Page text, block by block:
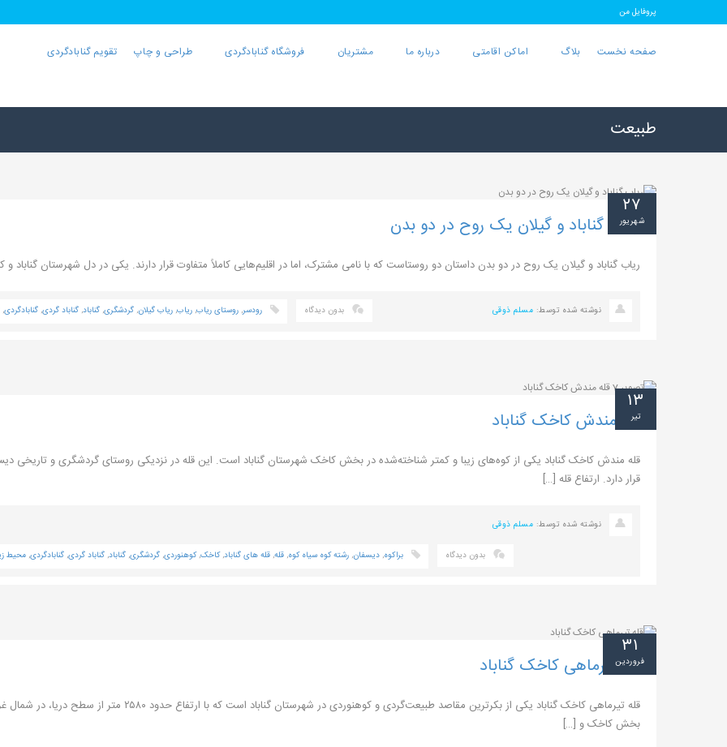
پروفایل من
صفحه نخست بلاگ اماکن اقامتی درباره ما مشتریان فروشگاه گنابادگردی طراحی و چاپ تقویم گنابادگردی
طبیعت
ریاب گناباد و گیلان یک روح در دو بدن
ریاب گناباد و گیلان یک روح در دو بدن داستان دو روستاست که با نامی مشترک، اما در اقلیم‌هایی کاملاً متفاوت قرار دارند. یکی در دل شهرستان گناباد و
۲۷
شهریور
نوشته شده توسط: مسلم ذوقی بدون دیدگاه رودسر, روستای ریاب, ریاب, ریاب گیلان, گردشگری, گناباد, گناباد گردی, گنابادگردی,
قله مندش کاخک گناباد
قله مندش کاخک گناباد یکی از کوه‌های زیبا و کمتر شناخته‌شده در بخش کاخک شهرستان گناباد است. این قله در نزدیکی روستای گردشگری و تاریخی
قرار دارد. ارتفاع قله […]
۱۳
تیر
نوشته شده توسط: مسلم ذوقی
بدون دیدگاه براکوه, دیسفان, رشته کوه سیاه کوه, قله, قله های گناباد,کاخک,کوهنوردی, گردشگری, گناباد, گناباد گردی, گنابادگردی, محیط
قله تیرماهی کاخک گناباد
قله تیرماهی کاخک گناباد یکی از بکرترین مقاصد طبیعت‌گردی و کوهنوردی در شهرستان گناباد است که با ارتفاع حدود ۲۵۸۰ متر از سطح
بخش کاخک و […]
۳۱
فروردین